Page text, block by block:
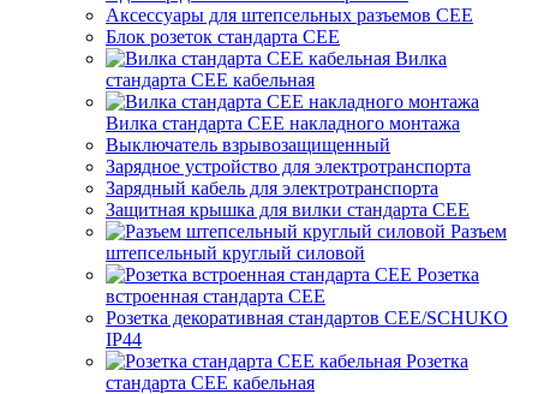
Аксессуары для штепсельных разъемов CEE
Блок розеток стандарта CEE
Вилка
стандарта CEE кабельная
Вилка стандарта CEE накладного монтажа
Выключатель взрывозащищенный
Зарядное устройство для электротранспорта
Зарядный кабель для электротранспорта
Защитная крышка для вилки стандарта CEE
Разъем
штепсельный круглый силовой
Розетка
встроенная стандарта CEE
Розетка декоративная стандартов CEE/SCHUKO
IP44
Розетка
стандарта СЕЕ кабельная